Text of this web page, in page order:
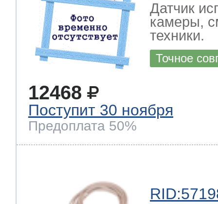
Датчик
камеры,
техники.
Точное
12468
Поступит 30 ноября
Предоплата 50%